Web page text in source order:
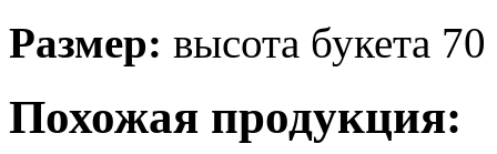
Размер: высота букета
Похожая продукция: